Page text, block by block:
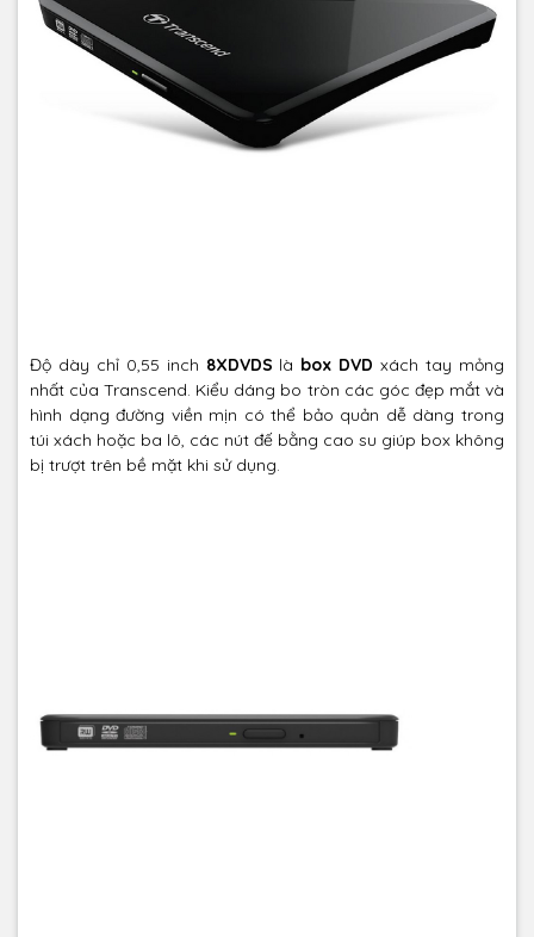
Độ dày chỉ 0,55 inch 8XDVDS là box DVD xách tay mỏng
nhất của Transcend. Kiểu dáng bo tròn các góc đẹp mắt và
hình dạng đường viền mịn có thể bảo quản dễ dàng trong
túi xách hoặc ba lô, các nút đế bằng cao su giúp box không
bị trượt trên bề mặt khi sử dụng.